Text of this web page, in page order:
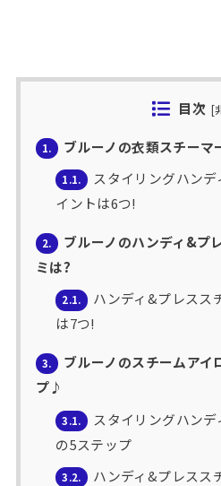
目次 [
1. ブルーノの衣類スチーマ
1.1.
スタイリングハン
イントは6つ!
2.
ブルーノのハンディ&プ
ミは?
2.1.
ハンディ&プレスス
は7つ!
3.
ブルーノのスチームアイ
プ♪
3.1.
スタイリングハン
の5ステップ
3.2.
ハンディ&プレスス